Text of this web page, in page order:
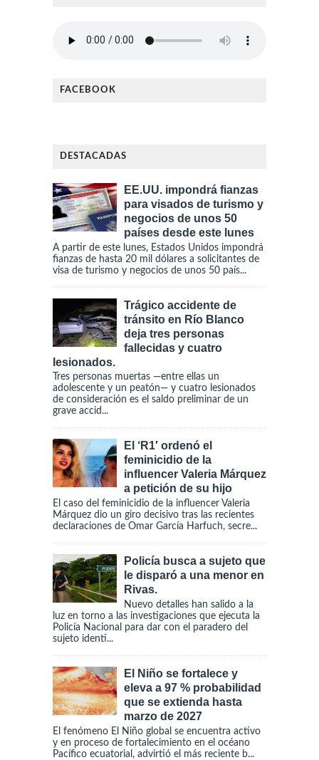
FACEBOOK
DESTACADAS
EE.UU. impondrá fianzas
para visados de turismo y
negocios de unos 50
países desde este lunes
A partir de este lunes, Estados Unidos impondrá
fianzas de hasta 20 mil dólares a solicitantes de
visa de turismo y negocios de unos 50 país...
Trágico accidente de
tránsito en Río Blanco
deja tres personas
fallecidas y cuatro
lesionados.
Tres personas muertas —entre ellas un
adolescente y un peatón— y cuatro lesionados
de consideración es el saldo preliminar de un
grave accid...
El ‘R1′ ordenó el
feminicidio de la
influencer Valeria Márquez
a petición de su hijo
El caso del feminicidio de la influencer Valeria
Márquez dio un giro decisivo tras las recientes
declaraciones de Omar García Harfuch, secre...
Policía busca a sujeto que
le disparó a una menor en
Rivas.
Nuevo detalles han salido a la
luz en torno a las investigaciones que ejecuta la
Policía Nacional para dar con el paradero del
sujeto identi...
El Niño se fortalece y
eleva a 97 % probabilidad
que se extienda hasta
marzo de 2027
El fenómeno El Niño global se encuentra activo
y en proceso de fortalecimiento en el océano
Pacífico ecuatorial, advirtió el más reciente b...